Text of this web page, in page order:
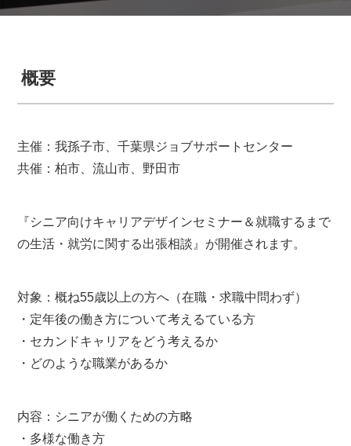
概要
主催：我孫子市、千葉県ジョブサポートセンター
共催：柏市、流山市、野田市
『シニア向けキャリアデザインセミナー＆就職するまで
の生活・就労に関する出張相談』が開催されます。
対象：概ね55歳以上の方へ（在職・求職中問わず）
・定年後の働き方について考えるている方
・セカンドキャリアをどう考えるか
・どのような職業があるか
内容：シニアが働くための方略
・多様な働き方